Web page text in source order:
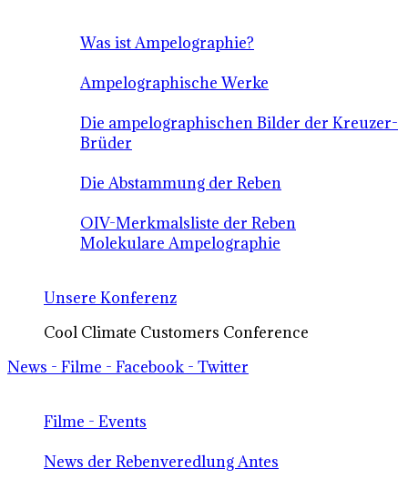
Was ist Ampelographie?
Ampelographische Werke
Die ampelographischen Bilder der Kreuzer-
Brüder
Die Abstammung der Reben
OIV-Merkmalsliste der Reben
Molekulare Ampelographie
Unsere Konferenz
Cool Climate Customers Conference
News - Filme - Facebook - Twitter
Filme - Events
News der Rebenveredlung Antes